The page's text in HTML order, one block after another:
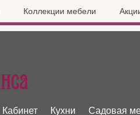
Коллекции мебели
Кабинет Кухни Садовая